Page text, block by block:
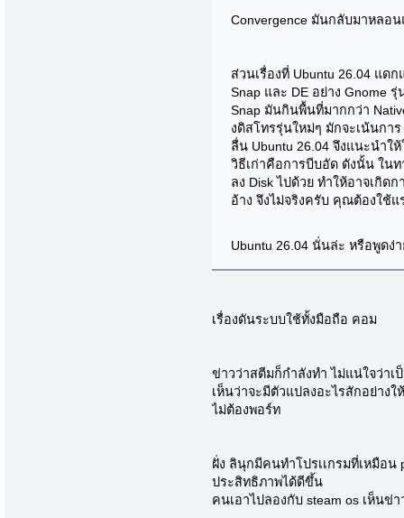
Convergence มันกลับมาหลอ
ส่วนเรื่องที่ Ubuntu 26.04 แด
Snap และ DE อย่าง Gnome
Snap มันกินพื้นที่มากกว่า
งดิสโทรรุ่นใหม่ๆ มักจะเน้นกา
ลื่น Ubuntu 26.04 จึงแนะนำใ
วิธีเก่าคือการบีบอัด ดังนั้น ใน
ลง Disk ไปด้วย ทำให้อาจเกิดก
อ้าง จึงไม่จริงครับ คุณต้องใช้
Ubuntu 26.04 นั่นล่ะ หรือพูด
เรื่องดันระบบใช้ทั้งมือถือ คอม
ข่าวว่าสตีมก็กำลังทำ ไม่แน่ใจว่าเ
เห็นว่าจะมีตัวแปลงอะไรสักอย่าง
ไม่ต้องพอร์ท
ฝั่ง ลินุกมีคนทำโปรเเกรมที่เหมือน
ประสิทธิภาพได้ดีขึ้น
คนเอาไปลองกับ steam os เห็นข่า